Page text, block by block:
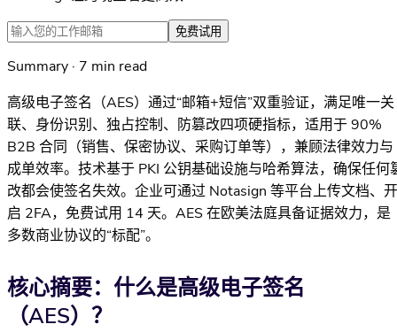
免费试用
Summary · 7 min read
高级电子签名（AES）通过“邮箱+短信”双重验证，满足唯一关
联、身份识别、独占控制、防篡改四项硬指标，适用于 90%
B2B 合同（销售、保密协议、采购订单等），兼顾法律效力与
成单效率。技术基于 PKI 公钥基础设施与哈希算法，确保任何
改都会使签名失效。企业可通过 Notasign 等平台上传文档、开
启 2FA，免费试用 14 天。AES 在欧美法庭具备证据效力，是
多数商业协议的“标配”。
核心摘要：什么是高级电子签名
（AES）？